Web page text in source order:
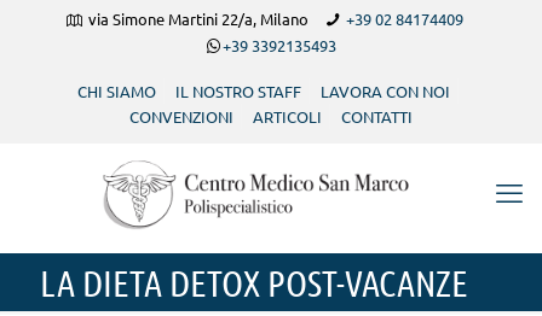
via Simone Martini 22/a, Milano
+39 02 84174409
+39 3392135493
CHI SIAMO IL NOSTRO STAFF
LAVORA CON NOI
CONVENZIONI
ARTICOLI CONTATTI
LA DIETA DETOX POST-VACANZE